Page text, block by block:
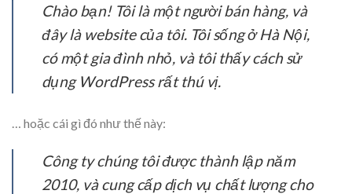
Chào bạn! Tôi là một người bán hàng, và
đây là website của tôi. Tôi sống ở Hà Nội,
có một gia đình nhỏ, và tôi thấy cách sử
dụng WordPress rất thú vị.
… hoặc cái gì đó như thế này:
Công ty chúng tôi được thành lập năm
2010, và cung cấp dịch vụ chất lượng cho